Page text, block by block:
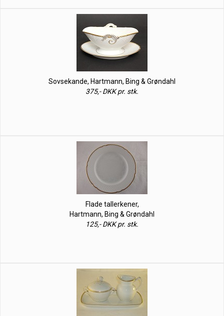
Sovsekande, Hartmann, Bing & Grøndahl
375,- DKK pr. stk.
Flade tallerkener,
Hartmann, Bing & Grøndahl
125,- DKK pr. stk.